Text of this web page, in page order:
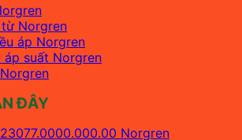
Norgren
áp Norgren
áp suất Norgren
ĐÂY